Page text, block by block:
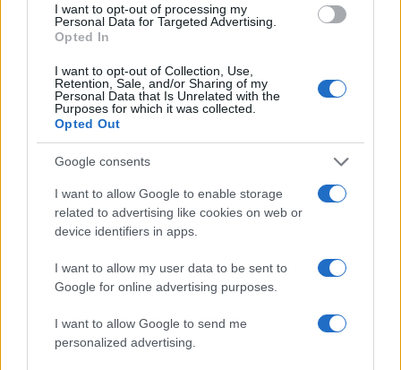
I want to opt-out of processing my
Personal Data for Targeted Advertising.
Opted In
I want to opt-out of Collection, Use,
Retention, Sale, and/or Sharing of my
Personal Data that Is Unrelated with the
Purposes for which it was collected.
Opted Out
Google consents
I want to allow Google to enable storage
related to advertising like cookies on web or
device identifiers in apps.
I want to allow my user data to be sent to
Google for online advertising purposes.
I want to allow Google to send me
personalized advertising.
¿Quién es Chad Boyce?: cómo murió
durante la serie Los 100
La biografía de Chad Boyce que había muerto…
GENTE